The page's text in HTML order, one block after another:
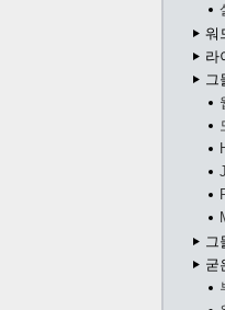
워
라
그
그
굳